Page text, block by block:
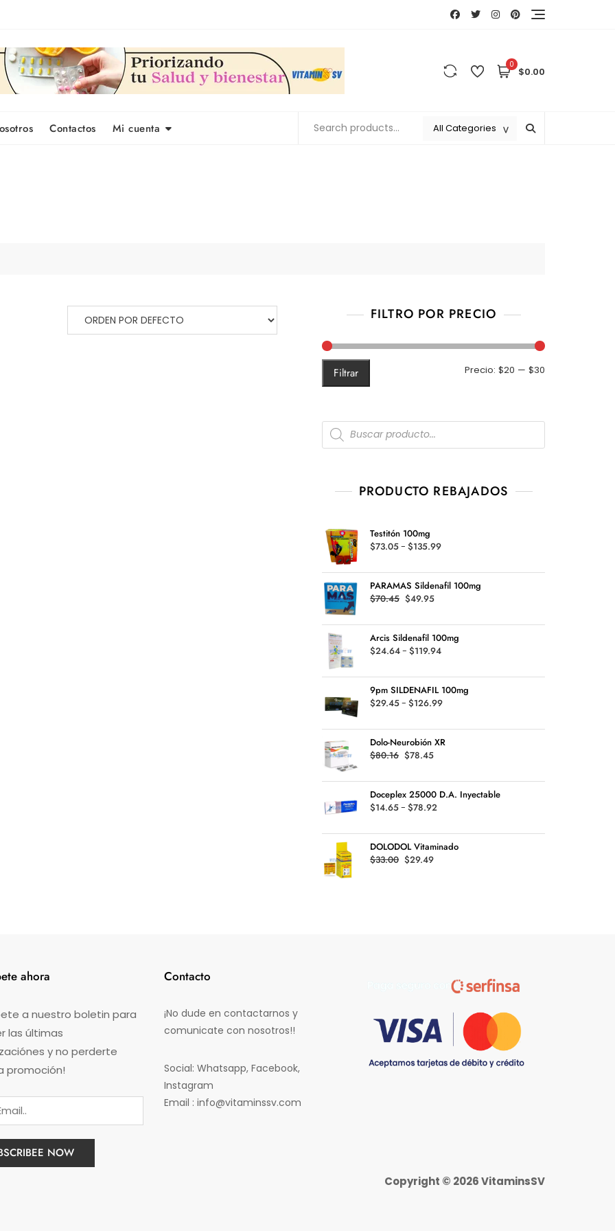
0
$0.00
Contactos Mi cuenta
FILTRO POR PRECIO
Filtrar Precio: $20 — $30
Products
search
PRODUCTO REBAJADOS
Testitón 100mg
$73.05- $135.99Rango
precios:
desde
$135.99
PARAMAS Sildenafil 100mg
$70.45 Original
was:
$70.45.
$49.95
is:
$49.95.
Arcis Sildenafil 100mg
$24.64- $119.94Rango
precios:
desde
$24.64
$119.94
9pm SILDENAFIL 100mg
$29.45- $126.99Rango
precios:
desde
$126.99
Dolo-Neurobión XR
$80.16 Original
was:
$80.16.
$78.45
is:
$78.45.
Doceplex 25000 D.A. Inyectable
$14.65- $78.92
precios:
desde
DOLODOL Vitaminado
$33.00 Original
$29.49
ahora
a nuestro boletin para
las últimas
y no perderte
promoción!
Contacto
¡No dude en contactarnos y
comunicate con nosotros!!
Social: Whatsapp, Facebook,
Instagram
Email : info@vitaminssv.com
Copyright © 2026 VitaminsSV